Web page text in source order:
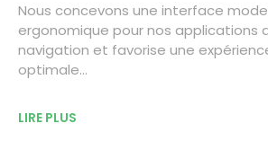
Nous concevons une interface
ergonomique pour nos applications
navigation et favorise une
optimale…
LIRE PLUS